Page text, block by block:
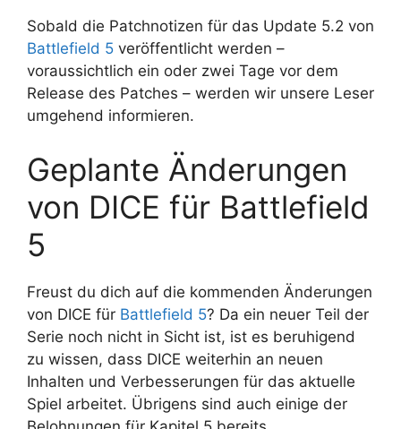
Sobald die Patchnotizen für das Update 5.2 von
Battlefield 5 veröffentlicht werden –
voraussichtlich ein oder zwei Tage vor dem
Release des Patches – werden wir unsere Leser
umgehend informieren.
Geplante Änderungen
von DICE für Battlefield
5
Freust du dich auf die kommenden Änderungen
von DICE für Battlefield 5? Da ein neuer Teil der
Serie noch nicht in Sicht ist, ist es beruhigend
zu wissen, dass DICE weiterhin an neuen
Inhalten und Verbesserungen für das aktuelle
Spiel arbeitet. Übrigens sind auch einige der